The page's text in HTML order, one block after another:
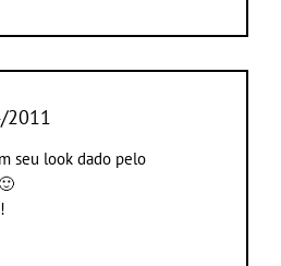
2011
seu look dado pelo